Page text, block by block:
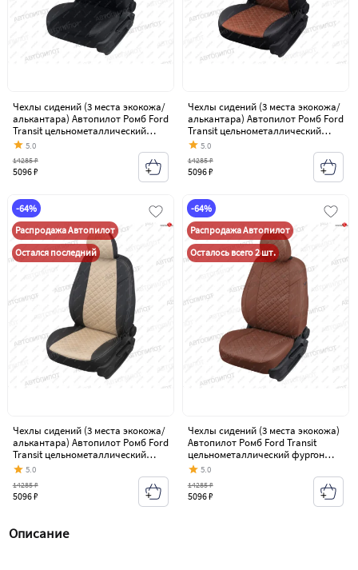
Чехлы сидений (3 места экокожа/
алькантара) Автопилот Ромб Ford
Transit цельнометаллический
фургон (2006-2014)
5.0
5096 ₽
14285 ₽
Чехлы сидений (3 места экокожа/
алькантара) Автопилот Ромб Ford
Transit цельнометаллический
фургон (2006-2014)
5.0
5096 ₽
14285 ₽
-64%
Распродажа Автопилот
Остался последний
Чехлы сидений (3 места экокожа/
алькантара) Автопилот Ромб Ford
Transit цельнометаллический
фургон (2006-2014)
5.0
5096 ₽
14285 ₽
-64%
Распродажа Автопилот
Осталось всего 2 шт.
Чехлы сидений (3 места экокожа)
Автопилот Ромб Ford Transit
цельнометаллический фургон
(2006-2014)
5.0
5096 ₽
14285 ₽
Описание